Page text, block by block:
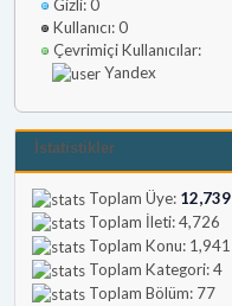
Gizli: 0
Kullanıcı: 0
Çevrimiçi Kullanıcılar:
Yandex
İstatistikler
Toplam Üye: 12,739
Toplam İleti: 4,726
Toplam Konu: 1,941
Toplam Kategori: 4
Toplam Bölüm: 77